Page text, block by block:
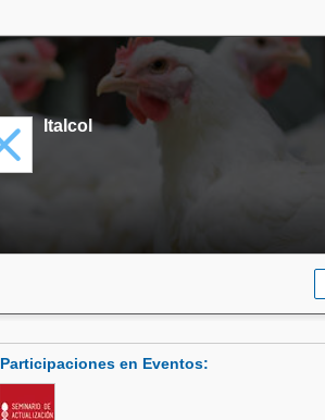
Italcol
Participaciones en Eventos: